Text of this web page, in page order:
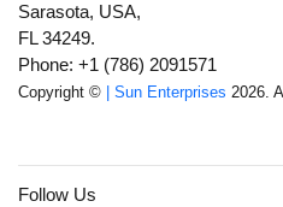
Sarasota, USA,
FL 34249.
Phone: +1 (786) 2091571
Copyright © | Sun Enterprises 2026.
Follow Us